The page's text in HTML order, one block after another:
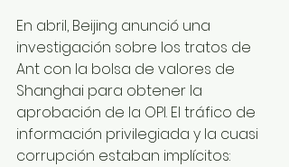
En abril, Beijing anunció una
investigación sobre los tratos de
Ant con la bolsa de valores de
Shanghai para obtener la
aprobación de la OPI. El tráfico de
información privilegiada y la cuasi
corrupción estaban implícitos: